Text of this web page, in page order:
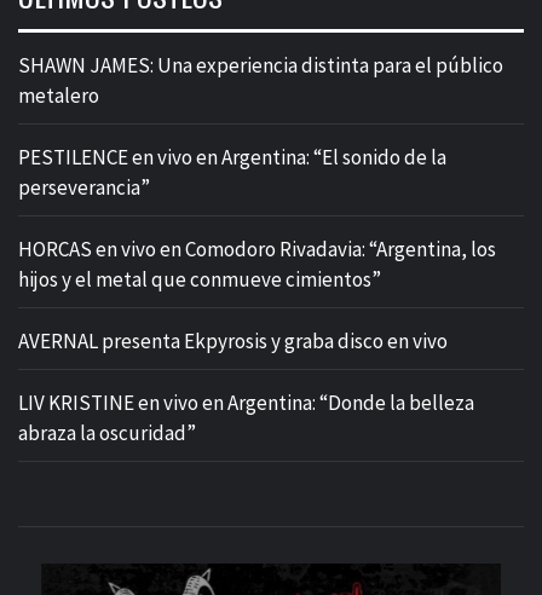
SHAWN JAMES: Una experiencia distinta para el público
metalero
PESTILENCE en vivo en Argentina: “El sonido de la
perseverancia”
HORCAS en vivo en Comodoro Rivadavia: “Argentina, los
hijos y el metal que conmueve cimientos”
AVERNAL presenta Ekpyrosis y graba disco en vivo
LIV KRISTINE en vivo en Argentina: “Donde la belleza
abraza la oscuridad”